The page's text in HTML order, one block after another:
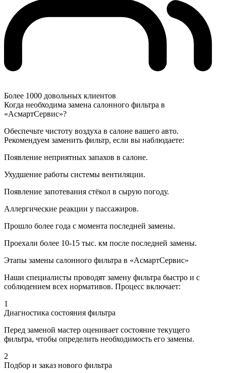
Более 1000 довольных клиентов
Когда необходима замена салонного фильтра в
«АсмартСервис»?
Обеспечьте чистоту воздуха в салоне вашего авто.
Рекомендуем заменить фильтр, если вы наблюдаете:
Появление неприятных запахов в салоне.
Ухудшение работы системы вентиляции.
Появление запотевания стёкол в сырую погоду.
Аллергические реакции у пассажиров.
Прошло более года с момента последней замены.
Проехали более 10-15 тыс. км после последней замены.
Этапы замены салонного фильтра в «АсмартСервис»
Наши специалисты проводят замену фильтра быстро и с
соблюдением всех нормативов. Процесс включает:
1
Диагностика состояния фильтра
Перед заменой мастер оценивает состояние текущего
фильтра, чтобы определить необходимость его замены.
2
Подбор и заказ нового фильтра